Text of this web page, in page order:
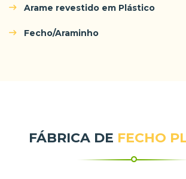
Arame revestido em Plástico
Fecho/Araminho
FÁBRICA DE FECHO